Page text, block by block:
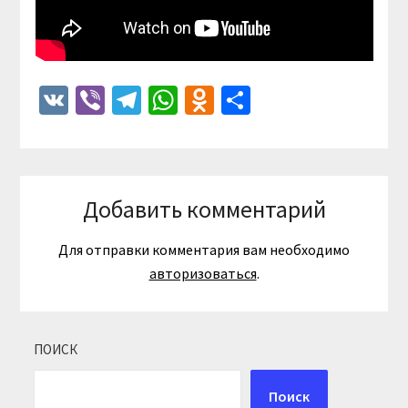
VKViberTelegram
WhatsApp
Odnoklassniki
Отправить
Добавить комментарий
Для отправки комментария вам необходимо
авторизоваться.
ПОИСК
Поиск